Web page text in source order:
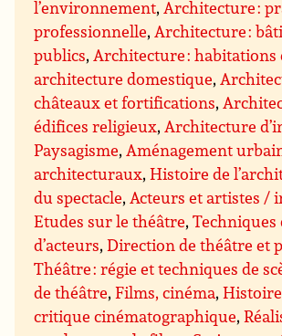
l’environnement,Architecture :
professionnelle,Architecture :
publics,Architecture : habitations
architecture domestique,
châteaux et fortifications,
édifices religieux,Architecture
Paysagisme,Aménagement
architecturaux,Histoire de
du spectacle,Acteurs et artistes /
Etudes sur le théâtre,Techniques
d’acteurs,Direction de théâtre et
Théâtre : régie et techniques de
de théâtre,Films, cinéma,
critique cinématographique,